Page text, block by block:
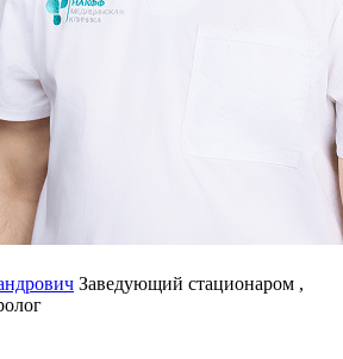
Заведующий стационаром ,